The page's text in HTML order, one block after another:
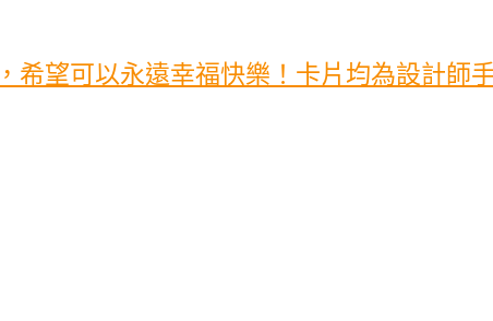
希望可以永遠幸福快樂！卡片均為設計師